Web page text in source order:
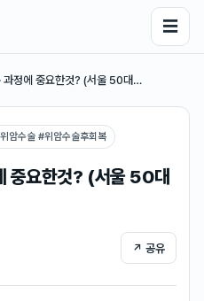
☰
과정에 중요한것? (서울 50대…
위암수술 #위암수술후회복
중요한것? (서울 50대
↗ 공유